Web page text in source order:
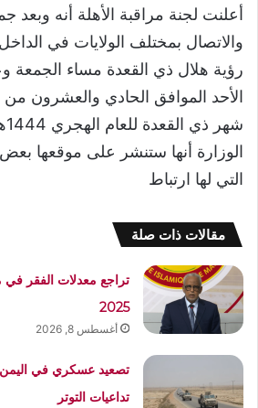
أعلنت لجنة مراقبة الأهلة أنه وبعد
والاتصال بمختلف الولايات في
رؤية هلال ذي القعدة مساء الجمعة
الأحد الموافق الحادي والعشرون
الوزارة أنها ستنشر على موقعها بعض
التي لها ارتباط
مقالات ذات صلة
2025
أغسطس 8, 2026
تصعيد عسكري في
تداعيات التوتر